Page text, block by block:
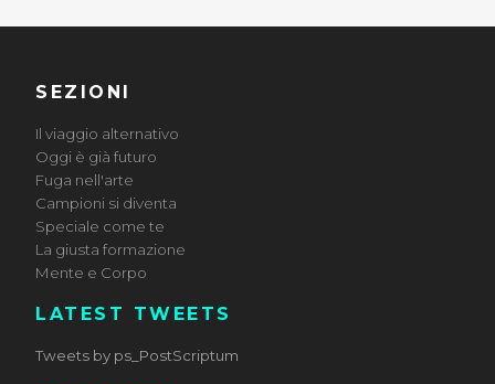
SEZIONI
Il viaggio alternativo
Oggi è già futuro
Fuga nell'arte
Campioni si diventa
Speciale come te
La giusta formazione
Mente e Corpo
LATEST TWEETS
Tweets by ps_PostScriptum